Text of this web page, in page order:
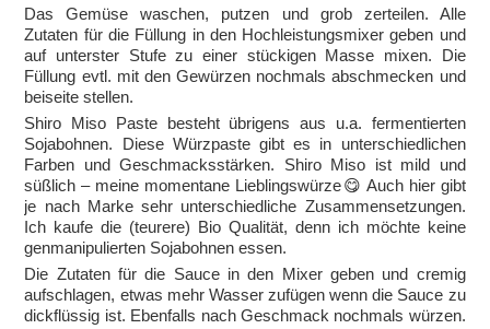
Das Gemüse waschen, putzen und grob zerteilen. Alle
Zutaten für die Füllung in den Hochleistungsmixer geben und
auf unterster Stufe zu einer stückigen Masse mixen. Die
Füllung evtl. mit den Gewürzen nochmals abschmecken und
beiseite stellen.
Shiro Miso Paste besteht übrigens aus u.a. fermentierten
Sojabohnen. Diese Würzpaste gibt es in unterschiedlichen
Farben und Geschmacksstärken. Shiro Miso ist mild und
süßlich – meine momentane Lieblingswürze😋 Auch hier gibt
je nach Marke sehr unterschiedliche Zusammensetzungen.
Ich kaufe die (teurere) Bio Qualität, denn ich möchte keine
genmanipulierten Sojabohnen essen.
Die Zutaten für die Sauce in den Mixer geben und cremig
aufschlagen, etwas mehr Wasser zufügen wenn die Sauce zu
dickflüssig ist. Ebenfalls nach Geschmack nochmals würzen.